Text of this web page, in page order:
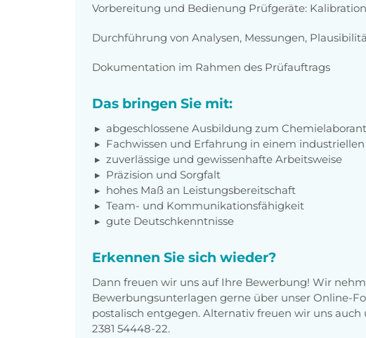
Vorbereitung und Bedienung Prüfgeräte:
Durchführung von Analysen, Messungen,
Dokumentation im Rahmen des Prüfauftrags
Das bringen Sie mit:
abgeschlossene Ausbildung zum
Fachwissen und Erfahrung in einem
zuverlässige und gewissenhafte Arbeitsweise
Präzision und Sorgfalt
hohes Maß an Leistungsbereitschaft
Team- und Kommunikationsfähigkeit
gute Deutschkenntnisse
Erkennen Sie sich wieder?
Dann freuen wir uns auf Ihre Bewerbung! Wir
Bewerbungsunterlagen gerne über unser Online-
postalisch entgegen. Alternativ freuen wir uns
2381 54448-22.